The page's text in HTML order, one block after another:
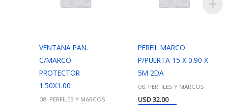
VENTANA PAN.
C/MARCO
PROTECTOR
1.50X1.00
08. PERFILES Y MARCOS
PERFIL MARCO
P/PUERTA 15 X 0.90 X
5M 2DA
08. PERFILES Y MARCOS
USD32.00